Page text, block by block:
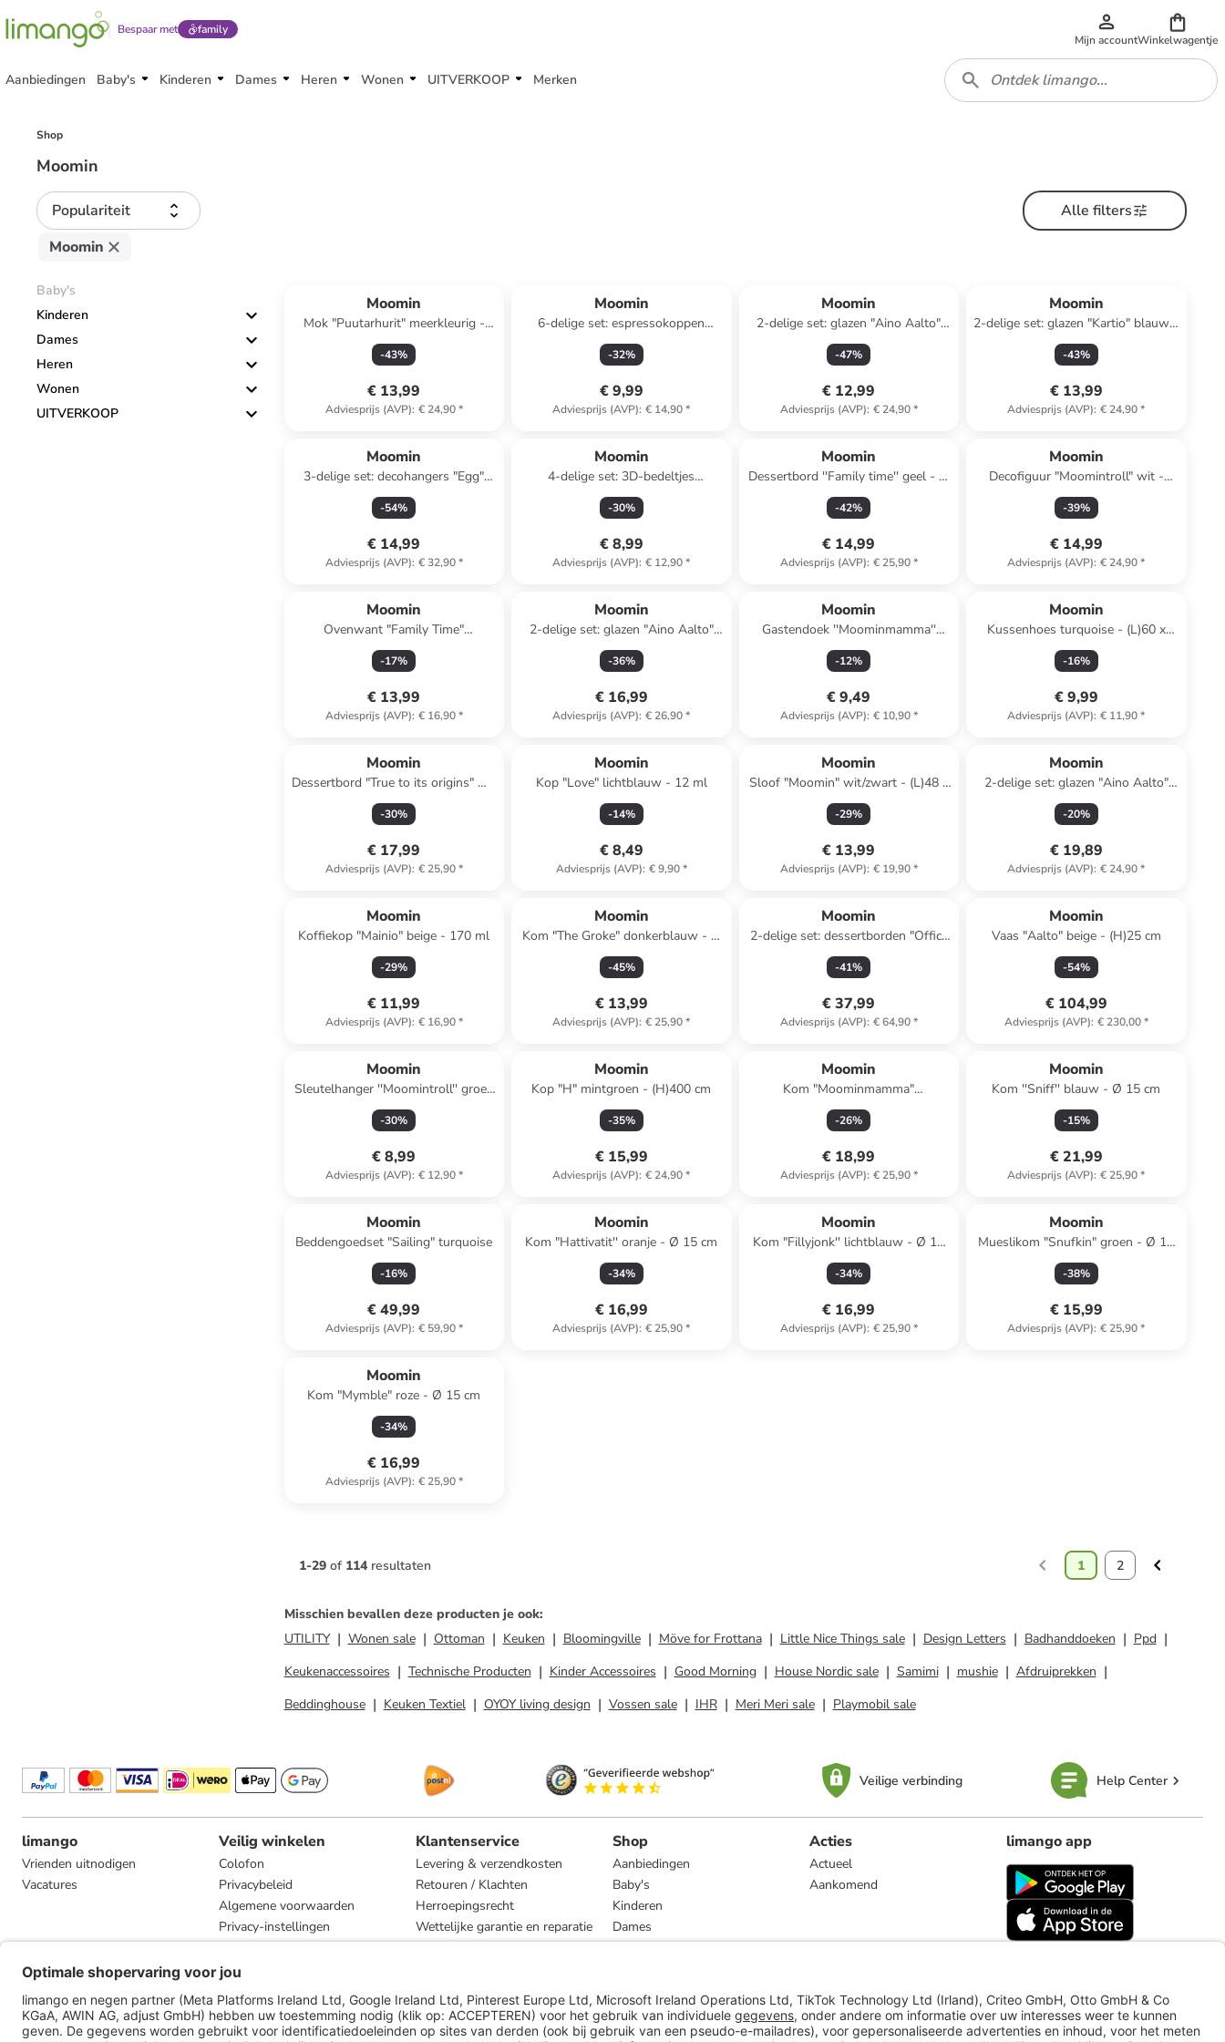
Bespaar met family
Mijn accountWinkelwagentje
Aanbiedingen Baby's Kinderen Dames Heren Wonen UITVERKOOP Merken
Shop
Moomin
Populariteit
Alle filters
Moomin
Baby's
Kinderen
Dames
Heren
Wonen
UITVERKOOP
Moomin
Mok "Puutarhurit" meerkleurig -
500 ml
-43%
€ 13,99
Adviesprijs (AVP): € 24,90*
Moomin
6-delige set: espressokoppen
"Swedish Grace - Winter"
meerkleurig/wit - 100 ml
-32%
€ 9,99
Adviesprijs (AVP): € 14,90*
Moomin
2-delige set: glazen "Aino Aalto"
blauw - 220 ml
-47%
€ 12,99
Adviesprijs (AVP): € 24,90*
Moomin
2-delige set: glazen "Kartio" blauw -
400 ml
-43%
€ 13,99
Adviesprijs (AVP): € 24,90*
Moomin
3-delige set: decohangers "Egg"
meerkleurig - (L)7,5 cm
-54%
€ 14,99
Adviesprijs (AVP): € 32,90*
Moomin
4-delige set: 3D-bedeltjes
''Moomin'' wit/geel - (L)2 cm
-30%
€ 8,99
Adviesprijs (AVP): € 12,90*
Moomin
Dessertbord ''Family time'' geel - Ø
19 cm
-42%
€ 14,99
Adviesprijs (AVP): € 25,90*
Moomin
Decofiguur "Moomintroll" wit -
(L)8,5 cm
-39%
€ 14,99
Adviesprijs (AVP): € 24,90*
Moomin
Ovenwant "Family Time"
lichtroze/geel - (B)15 x (H)34 cm
-17%
€ 13,99
Adviesprijs (AVP): € 16,90*
Moomin
2-delige set: glazen "Aino Aalto"
lichtblauw - 330 ml
-36%
€ 16,99
Adviesprijs (AVP): € 26,90*
Moomin
Gastendoek ''Moominmamma''
beige/lichtbruin - (L)50 x (B)30 cm
-12%
€ 9,49
Adviesprijs (AVP): € 10,90*
Moomin
Kussenhoes turquoise - (L)60 x
(B)50 cm
-16%
€ 9,99
Adviesprijs (AVP): € 11,90*
Moomin
Dessertbord "True to its origins" wit
- Ø 19 cm
-30%
€ 17,99
Adviesprijs (AVP): € 25,90*
Moomin
Kop "Love" lichtblauw - 12 ml
-14%
€ 8,49
Adviesprijs (AVP): € 9,90*
Moomin
Sloof "Moomin" wit/zwart - (L)48 x
(B)67 cm
-29%
€ 13,99
Adviesprijs (AVP): € 19,90*
Moomin
2-delige set: glazen "Aino Aalto"
lichtroze - 220 ml
-20%
€ 19,89
Adviesprijs (AVP): € 24,90*
Moomin
Koffiekop "Mainio" beige - 170 ml
-29%
€ 11,99
Adviesprijs (AVP): € 16,90*
Moomin
Kom "The Groke" donkerblauw - Ø
15 cm
-45%
€ 13,99
Adviesprijs (AVP): € 25,90*
Moomin
2-delige set: dessertborden "Office
& Winternight" geel/donkerblauw -
Ø 19 cm
-41%
€ 37,99
Adviesprijs (AVP): € 64,90*
Moomin
Vaas "Aalto" beige - (H)25 cm
-54%
€ 104,99
Adviesprijs (AVP): € 230,00*
Moomin
Sleutelhanger ''Moomintroll'' groen
- (L)12 cm
-30%
€ 8,99
Adviesprijs (AVP): € 12,90*
Moomin
Kop "H" mintgroen - (H)400 cm
-35%
€ 15,99
Adviesprijs (AVP): € 24,90*
Moomin
Kom "Moominmamma"
abrikooskleurig - Ø 15 cm
-26%
€ 18,99
Adviesprijs (AVP): € 25,90*
Moomin
Kom ''Sniff'' blauw - Ø 15 cm
-15%
€ 21,99
Adviesprijs (AVP): € 25,90*
Moomin
Beddengoedset "Sailing" turquoise
-16%
€ 49,99
Adviesprijs (AVP): € 59,90*
Moomin
Kom "Hattivatit'' oranje - Ø 15 cm
-34%
€ 16,99
Adviesprijs (AVP): € 25,90*
Moomin
Kom "Fillyjonk'' lichtblauw - Ø 15
cm
-34%
€ 16,99
Adviesprijs (AVP): € 25,90*
Moomin
Mueslikom "Snufkin" groen - Ø 15
cm
-38%
€ 15,99
Adviesprijs (AVP): € 25,90*
Moomin
Kom "Mymble" roze - Ø 15 cm
-34%
€ 16,99
Adviesprijs (AVP): € 25,90*
1-29 of 114 resultaten 1 2
Misschien bevallen deze producten je ook:
UTILITY
Wonen sale Ottoman Keuken Bloomingville Möve for Frottana Little Nice Things sale Design Letters Badhanddoeken
Ppd
Keukenaccessoires
Technische Producten Kinder Accessoires Good Morning House Nordic sale Samimi mushie
Afdruiprekken
Beddinghouse
Keuken Textiel OYOY living design Vossen sale IHR Meri Meri sale Playmobil sale
Veilige verbinding Help Center
limango
Vrienden uitnodigen
Vacatures
Veilig winkelen
Colofon
Privacybeleid
Algemene voorwaarden
Privacy-instellingen
Compliance
Klantenservice
Levering & verzendkosten
Retouren / Klachten
Herroepingsrecht
Wettelijke garantie en reparatie
Shop
Aanbiedingen
Baby's
Kinderen
Dames
Heren
Acties
Actueel
Aankomend
limango app